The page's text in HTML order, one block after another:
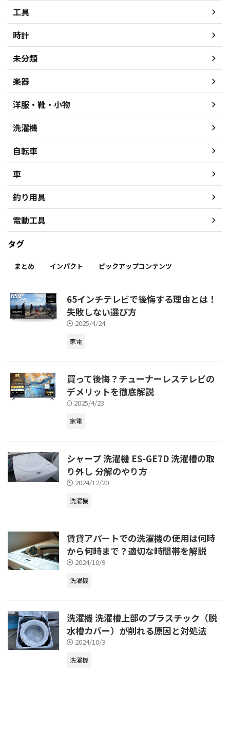
工具
時計
未分類
楽器
洋服・靴・小物
洗濯機
自転車
車
釣り用具
電動工具
タグ
まとめ インパクト ピックアップコンテンツ
65インチテレビで後悔する理由とは！
失敗しない選び方
2025/4/24
家電
買って後悔？チューナーレステレビの
デメリットを徹底解説
2025/4/23
家電
シャープ 洗濯機 ES-GE7D 洗濯槽の取
り外し 分解のやり方
2024/12/20
洗濯機
賃貸アパートでの洗濯機の使用は何時
から何時まで？適切な時間帯を解説
2024/10/9
洗濯機
洗濯機 洗濯槽上部のプラスチック（脱
水槽カバー）が削れる原因と対処法
2024/10/3
洗濯機